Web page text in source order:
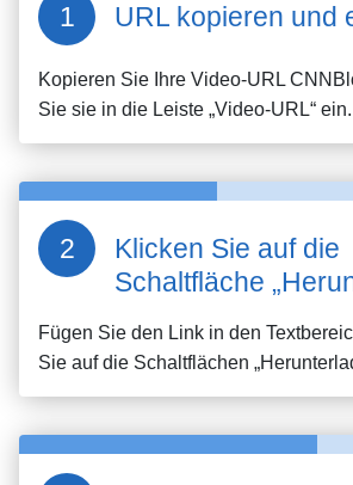
URL kopieren und
Kopieren Sie Ihre Video-URL
Sie sie in die Leiste „Video-URL“ ein.
Klicken Sie auf die
Schaltfläche
Fügen Sie den Link in den
Sie auf die Schaltflächen